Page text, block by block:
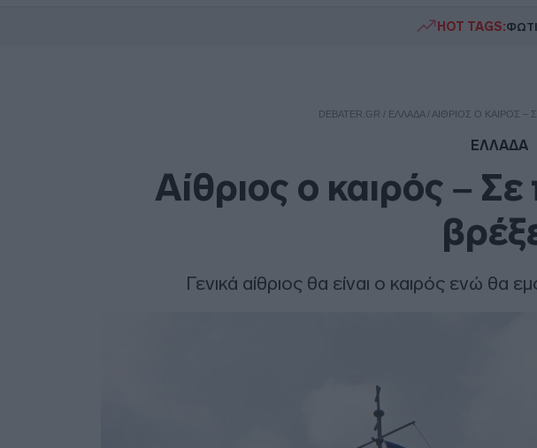
HOT TAGS:
DEBATER.GR / ΕΛΛΑΔΑ/ΑΊΘΡΙΟΣ Ο ΚΑΙΡΌΣ –
ΕΛΛΑΔΑ
Αίθριος ο καιρός –
Γενικά αίθριος θα είναι ο καιρός ενώ θα